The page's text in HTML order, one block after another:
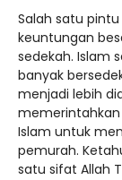
Salah satu
keuntungan
sedekah. Islam
banyak
menjadi lebih
Islam untuk
pemurah.
satu sifat Allah